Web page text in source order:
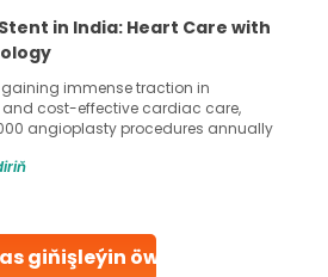
giňişleýin öwreniň
in India: Heart Care with
immense traction in
cost-effective cardiac care,
angioplasty procedures annually
treatments like angioplasty and
published